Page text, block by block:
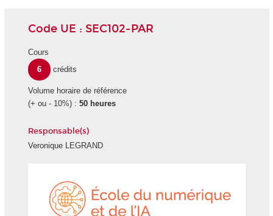
Code UE : SEC102-PAR
Cours
6
crédits
Volume horaire de référence
(+ ou - 10%) : 50 heures
Responsable(s)
Veronique LEGRAND